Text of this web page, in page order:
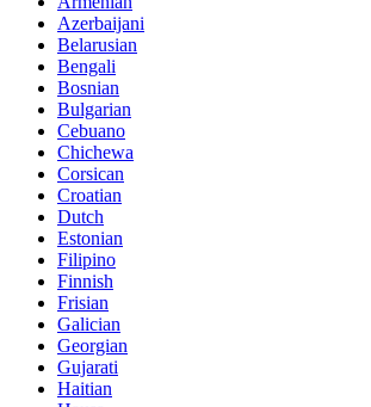
Azerbaijani
Belarusian
Bengali
Bosnian
Bulgarian
Cebuano
Chichewa
Corsican
Croatian
Dutch
Estonian
Filipino
Finnish
Frisian
Galician
Georgian
Gujarati
Haitian